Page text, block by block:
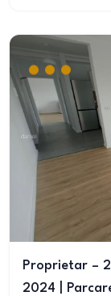
Proprietar –
2024 |